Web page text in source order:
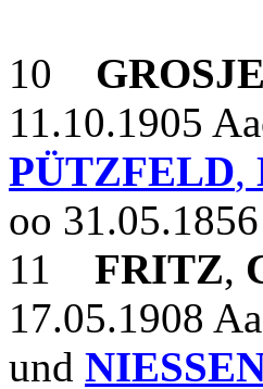
10
11.10.1905
PÜTZFELD,
oo
11 FRITZ,
17.05.1908
und